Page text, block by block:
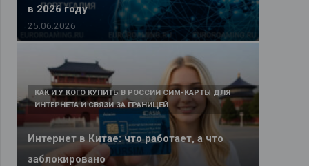
в 2026 году
25.06.2026
Интернет в Китае: что работает, а что
заблокировано
КАК И У КОГО КУПИТЬ В РОССИИ СИМ-КАРТЫ ДЛЯ
ИНТЕРНЕТА И СВЯЗИ ЗА ГРАНИЦЕЙ